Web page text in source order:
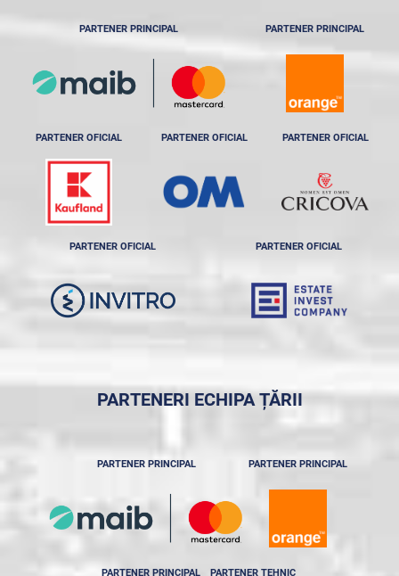
PARTENER PRINCIPAL PARTENER PRINCIPAL
PARTENER OFICIAL PARTENER OFICIAL PARTENER OFICIAL
PARTENER OFICIAL PARTENER OFICIAL
PARTENERI ECHIPA ȚĂRII
PARTENER PRINCIPAL PARTENER PRINCIPAL
PARTENER PRINCIPAL PARTENER TEHNIC